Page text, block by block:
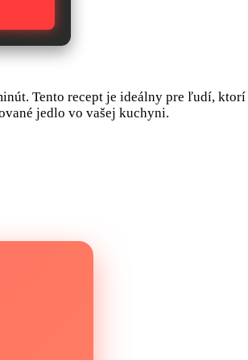
Tento recept je ideálny pre ľudí,
jedlo vo vašej kuchyni.